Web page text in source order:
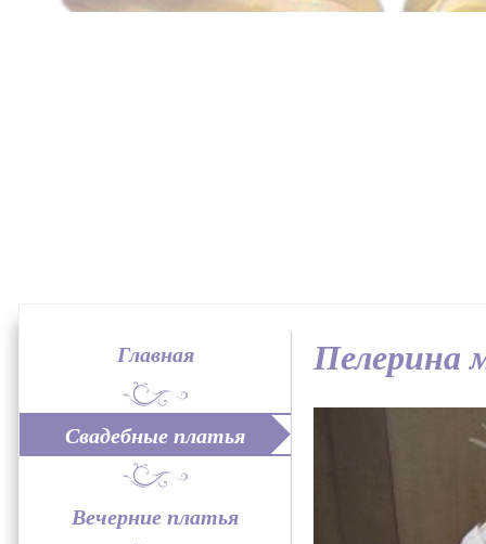
Главная
Свадебные платья
Вечерние платья
Пелерина